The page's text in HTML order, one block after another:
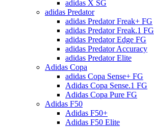
adidas X SG
adidas Predator
adidas Predator Freak+ FG
adidas Predator Freak.1 FG
adidas Predator Edge FG
adidas Predator Accuracy
adidas Predator Elite
Adidas Copa
adidas Copa Sense+ FG
Adidas Copa Sense.1 FG
Adidas Copa Pure FG
Adidas F50
Adidas F50+
Adidas F50 Elite